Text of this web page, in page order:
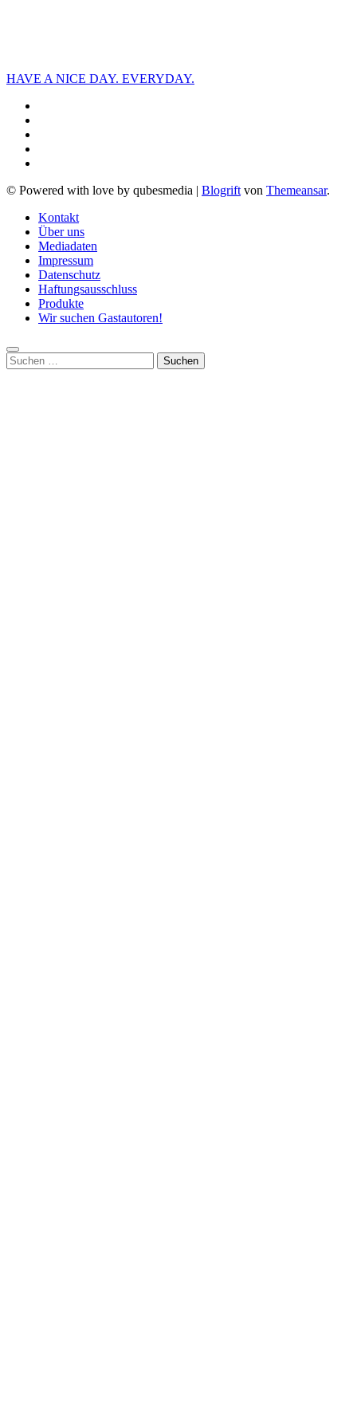
HAVE A NICE DAY. EVERYDAY.
© Powered with love by qubesmedia | Blogrift von Themeansar.
Kontakt
Über uns
Mediadaten
Impressum
Datenschutz
Haftungsausschluss
Produkte
Wir suchen Gastautoren!
Suchen
nach: